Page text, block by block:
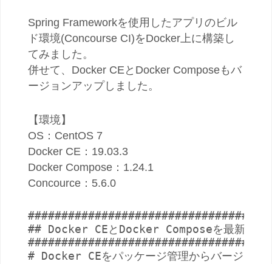
Spring Frameworkを使用したアプリのビル
ド環境(Concourse CI)をDocker上に構築し
てみました。
併せて、Docker CEとDocker Composeもバ
ージョンアップしました。
【環境】
OS：CentOS 7
Docker CE：19.03.3
Docker Compose：1.24.1
Concource：5.6.0
## Docker CEとDocker Composeを最新バー
# Docker CEをパッケージ管理からバージョン